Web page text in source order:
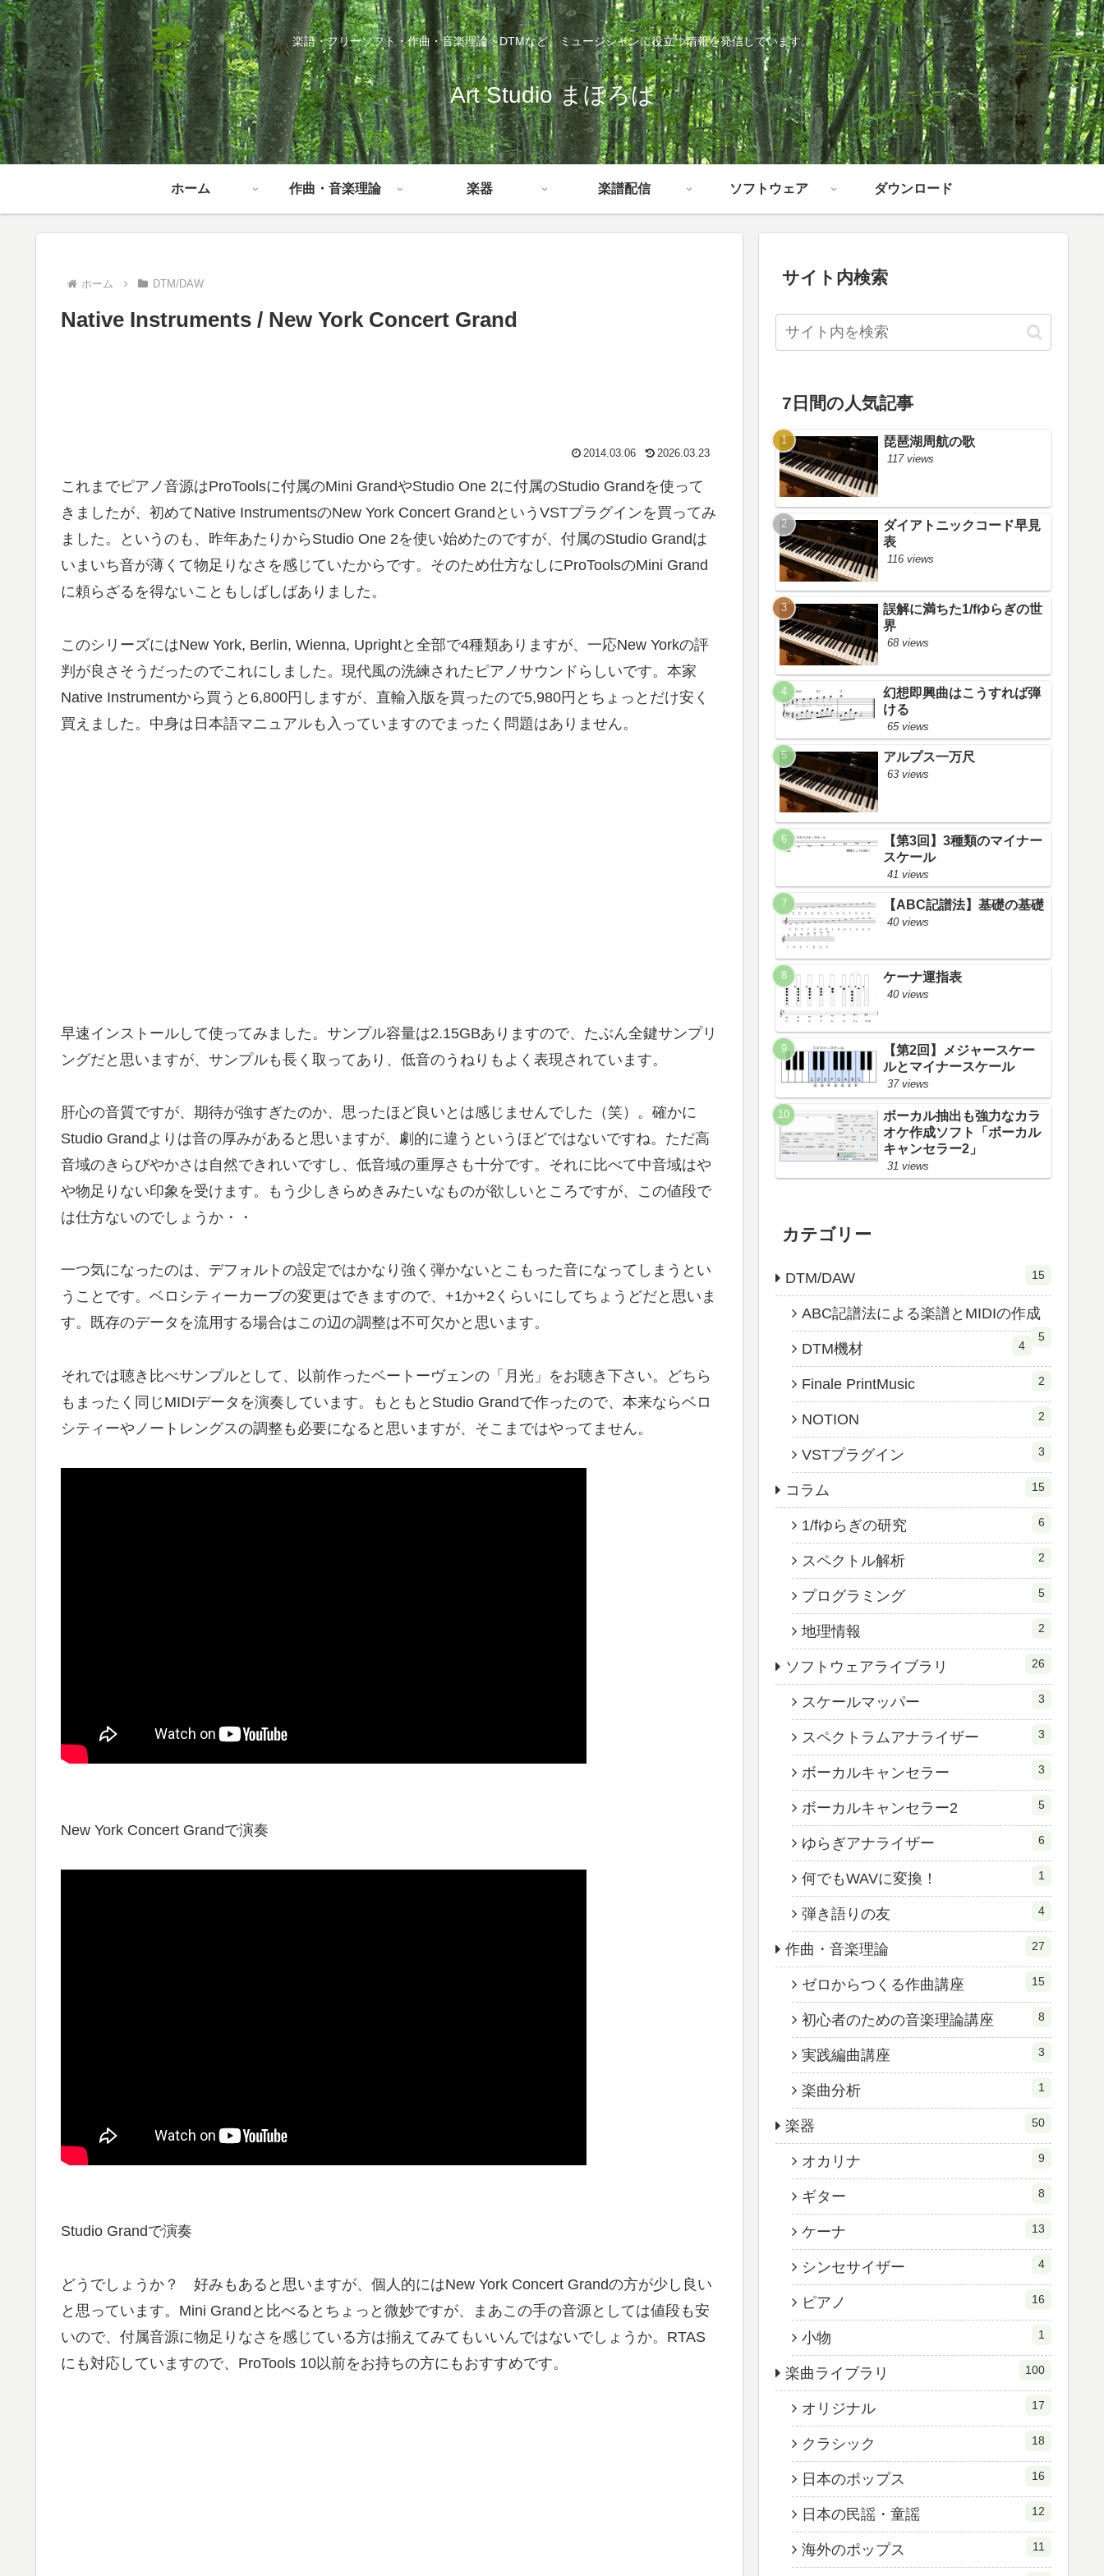
楽譜・フリーソフト・作曲・音楽理論・DTMなど、ミュージシャンに役立つ情報を発信しています。
Art Studio まほろば
ホーム 作曲・音楽理論 楽器 楽譜配信 ソフトウェア ダウンロード
ホーム DTM/DAW
Native Instruments / New York Concert Grand
2014.03.06 2026.03.23
これまでピアノ音源はProToolsに付属のMini GrandやStudio One 2に付属のStudio Grandを使って
きましたが、初めてNative InstrumentsのNew York Concert GrandというVSTプラグインを買ってみ
ました。というのも、昨年あたりからStudio One 2を使い始めたのですが、付属のStudio Grandは
いまいち音が薄くて物足りなさを感じていたからです。そのため仕方なしにProToolsのMini Grand
に頼らざるを得ないこともしばしばありました。
このシリーズにはNew York, Berlin, Wienna, Uprightと全部で4種類ありますが、一応New Yorkの評
判が良さそうだったのでこれにしました。現代風の洗練されたピアノサウンドらしいです。本家
Native Instrumentから買うと6,800円しますが、直輸入版を買ったので5,980円とちょっとだけ安く
買えました。中身は日本語マニュアルも入っていますのでまったく問題はありません。
早速インストールして使ってみました。サンプル容量は2.15GBありますので、たぶん全鍵サンプリ
ングだと思いますが、サンプルも長く取ってあり、低音のうねりもよく表現されています。
肝心の音質ですが、期待が強すぎたのか、思ったほど良いとは感じませんでした（笑）。確かに
Studio Grandよりは音の厚みがあると思いますが、劇的に違うというほどではないですね。ただ高
音域のきらびやかさは自然できれいですし、低音域の重厚さも十分です。それに比べて中音域はや
や物足りない印象を受けます。もう少しきらめきみたいなものが欲しいところですが、この値段で
は仕方ないのでしょうか・・
一つ気になったのは、デフォルトの設定ではかなり強く弾かないとこもった音になってしまうとい
うことです。ベロシティーカーブの変更はできますので、+1か+2くらいにしてちょうどだと思いま
す。既存のデータを流用する場合はこの辺の調整は不可欠かと思います。
それでは聴き比べサンプルとして、以前作ったベートーヴェンの「月光」をお聴き下さい。どちら
もまったく同じMIDIデータを演奏しています。もともとStudio Grandで作ったので、本来ならベロ
シティーやノートレングスの調整も必要になると思いますが、そこまではやってません。
New York Concert Grandで演奏
Studio Grandで演奏
どうでしょうか？ 好みもあると思いますが、個人的にはNew York Concert Grandの方が少し良い
と思っています。Mini Grandと比べるとちょっと微妙ですが、まあこの手の音源としては値段も安
いので、付属音源に物足りなさを感じている方は揃えてみてもいいんではないでしょうか。RTAS
にも対応していますので、ProTools 10以前をお持ちの方にもおすすめです。
サイト内検索
7日間の人気記事
琵琶湖周航の歌
117 views
ダイアトニックコード早見
表
116 views
誤解に満ちた1/fゆらぎの世
界
68 views
幻想即興曲はこうすれば弾
ける
65 views
アルプス一万尺
63 views
【第3回】3種類のマイナー
スケール
41 views
【ABC記譜法】基礎の基礎
40 views
ケーナ運指表
40 views
【第2回】メジャースケー
ルとマイナースケール
37 views
ボーカル抽出も強力なカラ
オケ作成ソフト「ボーカル
キャンセラー2」
31 views
カテゴリー
DTM/DAW 15
ABC記譜法による楽譜とMIDIの作成
5
DTM機材 4
Finale PrintMusic 2
NOTION 2
VSTプラグイン 3
コラム 15
1/fゆらぎの研究 6
スペクトル解析 2
プログラミング 5
地理情報 2
ソフトウェアライブラリ 26
スケールマッパー 3
スペクトラムアナライザー 3
ボーカルキャンセラー 3
ボーカルキャンセラー2 5
ゆらぎアナライザー 6
何でもWAVに変換！ 1
弾き語りの友 4
作曲・音楽理論 27
ゼロからつくる作曲講座 15
初心者のための音楽理論講座 8
実践編曲講座 3
楽曲分析 1
楽器 50
オカリナ 9
ギター 8
ケーナ 13
シンセサイザー 4
ピアノ 16
小物 1
楽曲ライブラリ 100
オリジナル 17
クラシック 18
日本のポップス 16
日本の民謡・童謡 12
海外のポップス 11